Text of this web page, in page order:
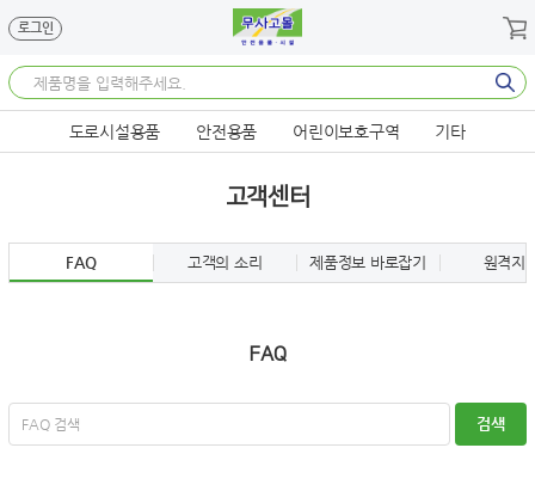
메뉴 바로가기
로그인
도로시설용품 안전용품 어린이보호구역 기타
고객센터
FAQ 고객의 소리 제품정보 바로잡기 원격지
FAQ